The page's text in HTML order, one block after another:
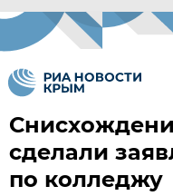
сделали
по колледжу